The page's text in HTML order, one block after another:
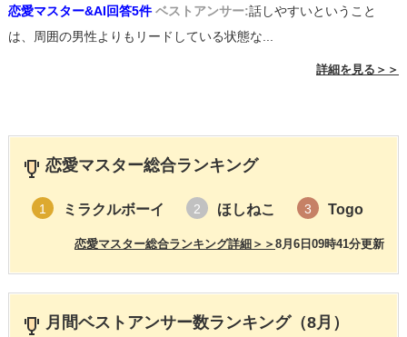
恋愛マスター&AI回答5件 ベストアンサー:話しやすいということ
は、周囲の男性よりもリードしている状態な...
詳細を見る＞＞
恋愛マスター総合ランキング
1 ミラクルボーイ 2 ほしねこ 3 Togo
8月6日09時41分更新
恋愛マスター総合ランキング詳細＞＞
月間ベストアンサー数ランキング（8月）